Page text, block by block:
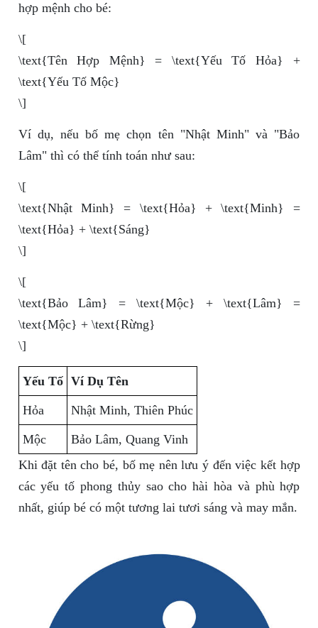
hợp mệnh cho bé:
\[
\text{Tên Hợp Mệnh} = \text{Yếu Tố Hỏa} +
\text{Yếu Tố Mộc}
\]
Ví dụ, nếu bố mẹ chọn tên "Nhật Minh" và "Bảo
Lâm" thì có thể tính toán như sau:
\[
\text{Nhật Minh} = \text{Hỏa} + \text{Minh} =
\text{Hỏa} + \text{Sáng}
\]
\[
\text{Bảo Lâm} = \text{Mộc} + \text{Lâm} =
\text{Mộc} + \text{Rừng}
\]
Yếu Tố Ví Dụ Tên
Hỏa Nhật Minh, Thiên Phúc
Mộc
Bảo Lâm, Quang Vinh
Khi đặt tên cho bé, bố mẹ nên lưu ý đến việc kết hợp
các yếu tố phong thủy sao cho hài hòa và phù hợp
nhất, giúp bé có một tương lai tươi sáng và may mắn.